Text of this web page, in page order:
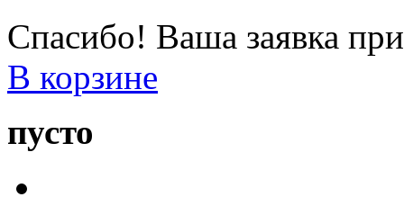
Спасибо! Ваша заявка
В корзине
пусто